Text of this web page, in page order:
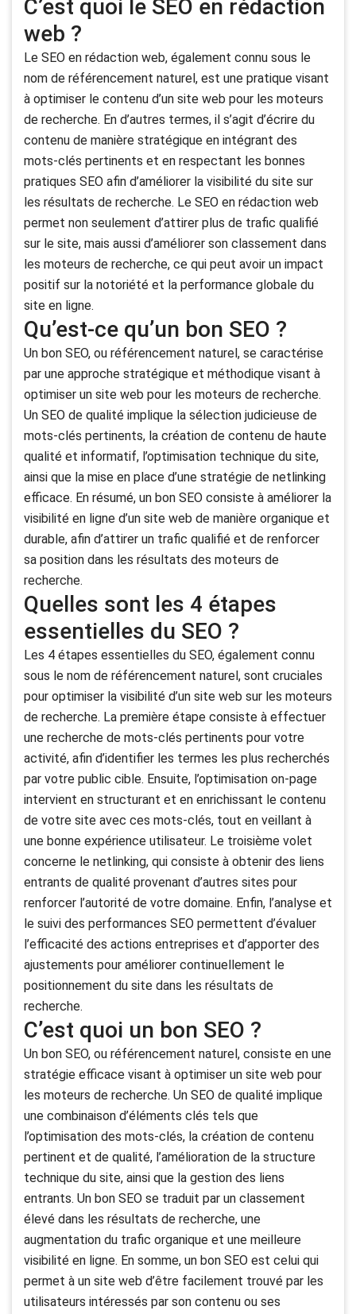
C’est quoi le SEO en rédaction
web ?
Le SEO en rédaction web, également connu sous le
nom de référencement naturel, est une pratique visant
à optimiser le contenu d’un site web pour les moteurs
de recherche. En d’autres termes, il s’agit d’écrire du
contenu de manière stratégique en intégrant des
mots-clés pertinents et en respectant les bonnes
pratiques SEO afin d’améliorer la visibilité du site sur
les résultats de recherche. Le SEO en rédaction web
permet non seulement d’attirer plus de trafic qualifié
sur le site, mais aussi d’améliorer son classement dans
les moteurs de recherche, ce qui peut avoir un impact
positif sur la notoriété et la performance globale du
site en ligne.
Qu’est-ce qu’un bon SEO ?
Un bon SEO, ou référencement naturel, se caractérise
par une approche stratégique et méthodique visant à
optimiser un site web pour les moteurs de recherche.
Un SEO de qualité implique la sélection judicieuse de
mots-clés pertinents, la création de contenu de haute
qualité et informatif, l’optimisation technique du site,
ainsi que la mise en place d’une stratégie de netlinking
efficace. En résumé, un bon SEO consiste à améliorer la
visibilité en ligne d’un site web de manière organique et
durable, afin d’attirer un trafic qualifié et de renforcer
sa position dans les résultats des moteurs de
recherche.
Quelles sont les 4 étapes
essentielles du SEO ?
Les 4 étapes essentielles du SEO, également connu
sous le nom de référencement naturel, sont cruciales
pour optimiser la visibilité d’un site web sur les moteurs
de recherche. La première étape consiste à effectuer
une recherche de mots-clés pertinents pour votre
activité, afin d’identifier les termes les plus recherchés
par votre public cible. Ensuite, l’optimisation on-page
intervient en structurant et en enrichissant le contenu
de votre site avec ces mots-clés, tout en veillant à
une bonne expérience utilisateur. Le troisième volet
concerne le netlinking, qui consiste à obtenir des liens
entrants de qualité provenant d’autres sites pour
renforcer l’autorité de votre domaine. Enfin, l’analyse et
le suivi des performances SEO permettent d’évaluer
l’efficacité des actions entreprises et d’apporter des
ajustements pour améliorer continuellement le
positionnement du site dans les résultats de
recherche.
C’est quoi un bon SEO ?
Un bon SEO, ou référencement naturel, consiste en une
stratégie efficace visant à optimiser un site web pour
les moteurs de recherche. Un SEO de qualité implique
une combinaison d’éléments clés tels que
l’optimisation des mots-clés, la création de contenu
pertinent et de qualité, l’amélioration de la structure
technique du site, ainsi que la gestion des liens
entrants. Un bon SEO se traduit par un classement
élevé dans les résultats de recherche, une
augmentation du trafic organique et une meilleure
visibilité en ligne. En somme, un bon SEO est celui qui
permet à un site web d’être facilement trouvé par les
utilisateurs intéressés par son contenu ou ses